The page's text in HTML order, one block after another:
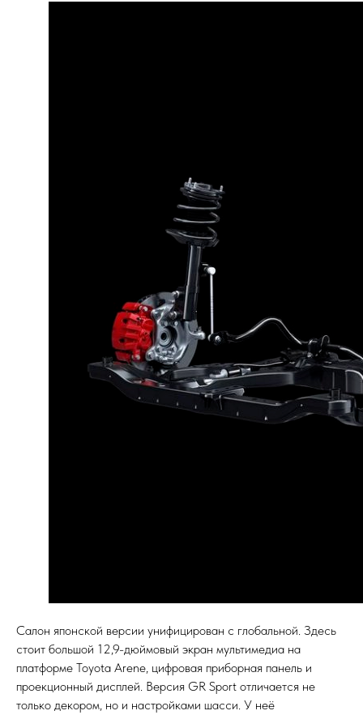
Салон японской версии унифицирован с глобальной. Здесь
стоит большой 12,9-дюймовый экран мультимедиа на
платформе Toyota Arene, цифровая приборная панель и
проекционный дисплей. Версия GR Sport отличается не
только декором, но и настройками шасси. У неё